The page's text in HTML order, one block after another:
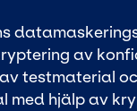
av
testmaterial
med hjälp av